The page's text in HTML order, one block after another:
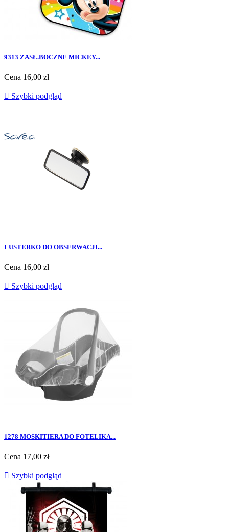
9313 ZASŁ.BOCZNE MICKEY...
Cena 16,00 zł
 Szybki podgląd
LUSTERKO DO OBSERWACJI...
Cena 16,00 zł
 Szybki podgląd
1278 MOSKITIERA DO FOTELIKA...
Cena 17,00 zł
 Szybki podgląd